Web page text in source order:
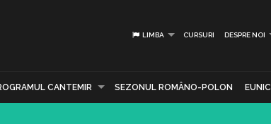
LIMBA CURSURI DESPRE NOI
CANTEMIR SEZONUL ROMÂNO-POLON EUNIC